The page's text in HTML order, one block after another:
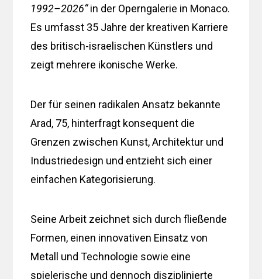
1992–2026“in der Operngalerie in Monaco.
Es umfasst 35 Jahre der kreativen Karriere
des britisch-israelischen Künstlers und
zeigt mehrere ikonische Werke.
Der für seinen radikalen Ansatz bekannte
Arad, 75, hinterfragt konsequent die
Grenzen zwischen Kunst, Architektur und
Industriedesign und entzieht sich einer
einfachen Kategorisierung.
Seine Arbeit zeichnet sich durch fließende
Formen, einen innovativen Einsatz von
Metall und Technologie sowie eine
spielerische und dennoch disziplinierte